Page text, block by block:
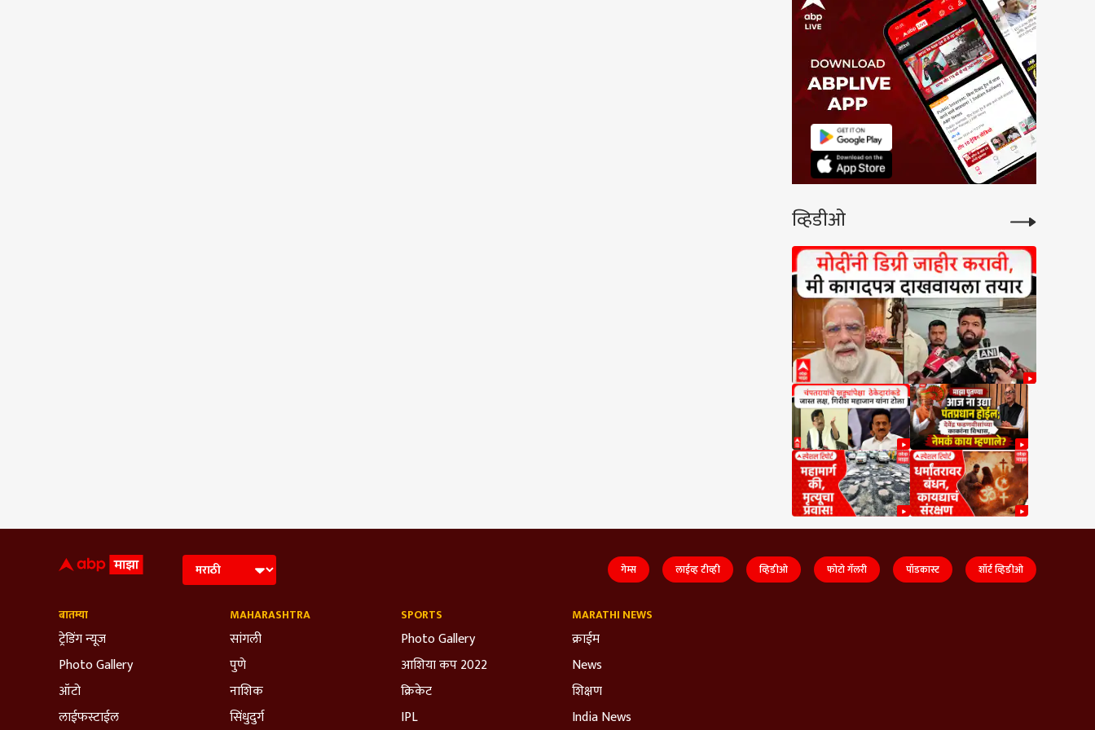
व्हिडीओ
गेम्स लाईव्ह टीव्ही व्हिडीओ फोटो गॅलरी पॉडकास्ट शॉर्ट व्हिडीओ
बातम्या
ट्रेडिंग न्यूज
Photo Gallery
ऑटो
लाईफस्टाईल
MAHARASHTRA
सांगली
पुणे
नाशिक
सिंधुदुर्ग
SPORTS
Photo Gallery
आशिया कप 2022
क्रिकेट
IPL
MARATHI NEWS
क्राईम
News
शिक्षण
India News